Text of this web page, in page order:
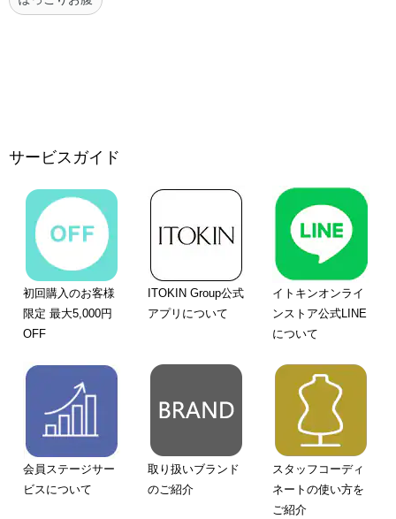
サービスガイド
初回購入のお客様
限定 最大5,000円
OFF
ITOKIN Group公式
アプリについて
イトキンオンライ
ンストア公式LINE
について
会員ステージサー
ビスについて
取り扱いブランド
のご紹介
スタッフコーディ
ネートの使い方を
ご紹介